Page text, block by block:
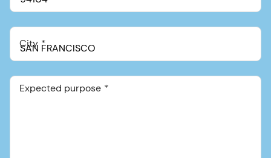
City
Expected purpose